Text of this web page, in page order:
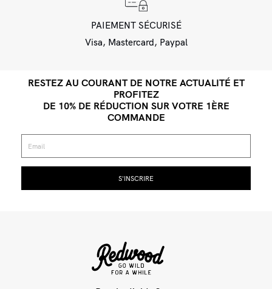
PAIEMENT SÉCURISÉ
Visa, Mastercard, Paypal
RESTEZ AU COURANT DE NOTRE ACTUALITÉ ET
PROFITEZ
DE 10% DE RÉDUCTION SUR VOTRE 1ÈRE
COMMANDE